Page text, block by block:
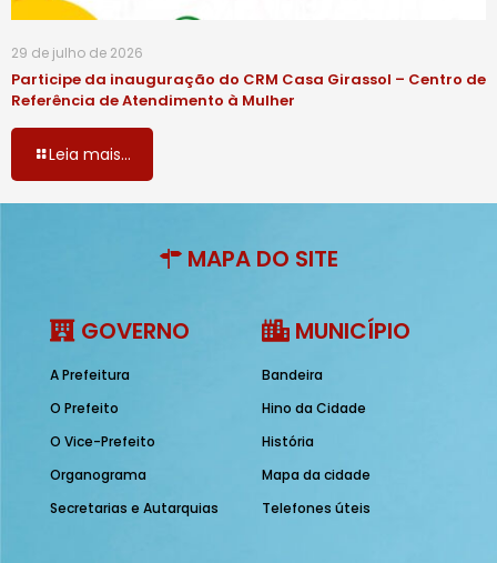
29 de julho de 2026
Participe da inauguração do CRM Casa Girassol – Centro de
Referência de Atendimento à Mulher
Leia mais...
MAPA DO SITE
GOVERNO
A Prefeitura
O Prefeito
O Vice-Prefeito
Organograma
Secretarias e Autarquias
MUNICÍPIO
Bandeira
Hino da Cidade
História
Mapa da cidade
Telefones úteis